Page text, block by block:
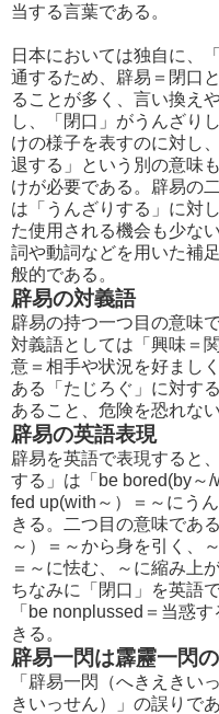
当する言葉である。
日本においては独自に、
通するため、辟易＝閉口
ることが多く、言い換え
し、「閉口」がうんざり
けの様子を表すのに対し
退する」という別の意味
けが必要である。辟易の
は「うんざりする」に対
た使用される機会も少な
詞や動詞などを用いた補
般的である。
辟易の対義語
辟易の持つ一つ目の意味
対義語としては「興味＝
意＝相手や状況を好まし
ある「たじろぐ」に対す
あること、危険を恐れな
辟易の英語表現
辟易を英語で表現すると
する」は「be bored(by～
fed up(with～）＝～にう
きる。二つ目の意味であ
～）＝～から身を引く、
＝～に怯む、～に縮み上
ちなみに「閉口」を英語
「be nonplussed＝当惑
きる。
辟易一閃は霹靂一閃
「辟易一閃（へきえきい
きいっせん）」の誤りで